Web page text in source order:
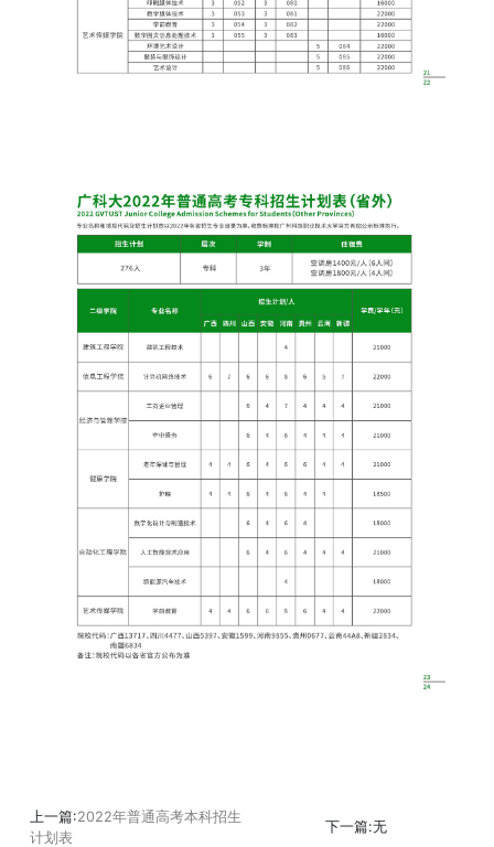
上一篇:2022年普通高考本科招生
计划表
下一篇:无